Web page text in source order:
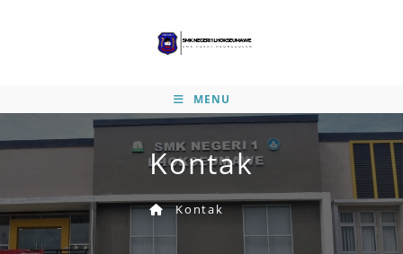
MENU
Kontak
Kontak